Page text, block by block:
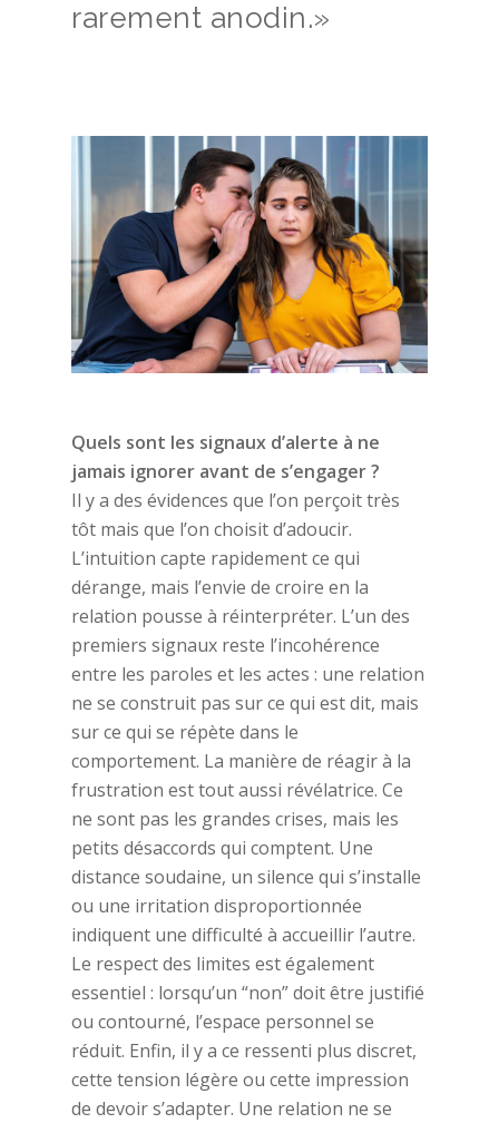
rarement anodin.»
Quels sont les signaux d’alerte à ne
jamais ignorer avant de s’engager ?
Il y a des évidences que l’on perçoit très
tôt mais que l’on choisit d’adoucir.
L’intuition capte rapidement ce qui
dérange, mais l’envie de croire en la
relation pousse à réinterpréter. L’un des
premiers signaux reste l’incohérence
entre les paroles et les actes : une relation
ne se construit pas sur ce qui est dit, mais
sur ce qui se répète dans le
comportement. La manière de réagir à la
frustration est tout aussi révélatrice. Ce
ne sont pas les grandes crises, mais les
petits désaccords qui comptent. Une
distance soudaine, un silence qui s’installe
ou une irritation disproportionnée
indiquent une difficulté à accueillir l’autre.
Le respect des limites est également
essentiel : lorsqu’un “non” doit être justifié
ou contourné, l’espace personnel se
réduit. Enfin, il y a ce ressenti plus discret,
cette tension légère ou cette impression
de devoir s’adapter. Une relation ne se